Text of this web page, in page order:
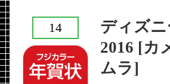
ディズ
2016 [カ
ムラ]
14